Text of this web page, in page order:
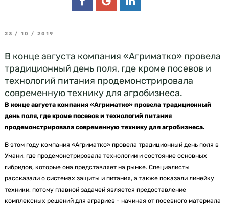
23 / 10 / 2019
В конце августа компания «Агриматко» провела
традиционный день поля, где кроме посевов и
технологий питания продемонстрировала
современную технику для агробизнеса.
В конце августа компания «Агриматко» провела традиционный
день поля, где кроме посевов и технологий питания
продемонстрировала современную технику для агробизнеса.
В этом году компания «Агриматко» провела традиционный день поля в
Умани, где продемонстрировала технологии и состояние основных
гибридов, которые она представляет на рынке. Специалисты
рассказали о системах защиты и питания, а также показали линейку
техники, потому главной задачей является предоставление
комплексных решений для аграриев - начиная от посевного материала